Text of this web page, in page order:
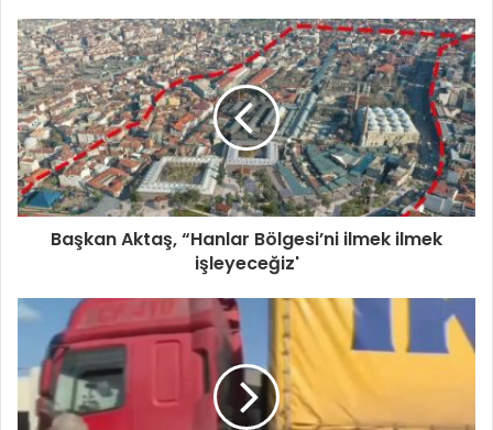
Başkan Aktaş, “Hanlar Bölgesi’ni ilmek ilmek
işleyeceğiz'